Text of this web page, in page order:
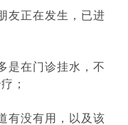
友正在发生，已进
是在门诊挂水，不
；
有没有用，以及该